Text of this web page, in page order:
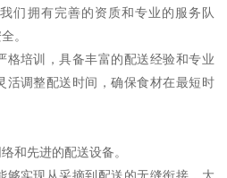
们拥有完善的资质和专业的服务队
。
格培训，具备丰富的配送经验和专业
活调整配送时间，确保食材在最短时
和先进的配送设备。
够实现从采摘到配送的无缝衔接，大